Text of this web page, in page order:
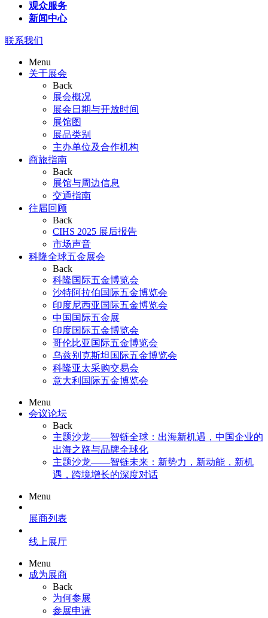
观众服务
新闻中心
联系我们
Menu
关于展会
Back
展会概况
展会日期与开放时间
展馆图
展品类别
主办单位及合作机构
商旅指南
Back
展馆与周边信息
交通指南
往届回顾
Back
CIHS 2025 展后报告
市场声音
科隆全球五金展会
Back
科隆国际五金博览会
沙特阿拉伯国际五金博览会
印度尼西亚国际五金博览会
中国国际五金展
印度国际五金博览会
哥伦比亚国际五金博览会
乌兹别克斯坦国际五金博览会
科隆亚太采购交易会
意大利国际五金博览会
Menu
会议论坛
Back
主题沙龙——智链全球：出海新机遇，中国企业的
出海之路与品牌全球化
主题沙龙——智链未来：新势力，新动能，新机
遇，跨境增长的深度对话
Menu
展商列表
线上展厅
Menu
成为展商
Back
为何参展
参展申请